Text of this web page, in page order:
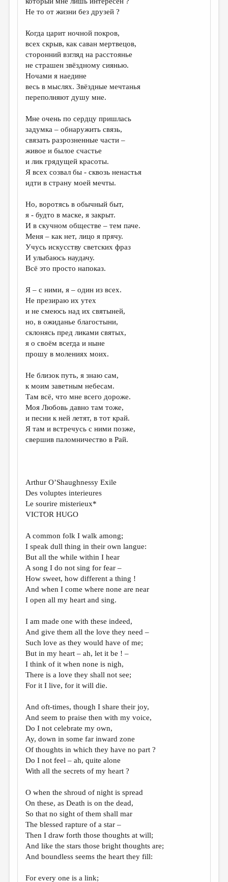
ЛИТЕРАТУРОВЕДЕНИЕ
ПУБЛИЦИСТИКА
РЕЦЕНЗИРОВАНИЕ
ЦИКЛЫ ПУБЛИКАЦИЙ
ТРЕДИАКОВСКИЙ
МЕДИА
ВКОНТАКТЕ
Не то от жизни без друзей ?
Когда царит ночной покров,
всех скрыв, как саван мертвецов,
сторонний взгляд на расстоянье
не страшен звёздному сиянью.
Ночами я наедине
весь в мыслях. Звёздные мечтанья
переполняют душу мне.
Мне очень по сердцу пришлась
задумка – обнаружить связь,
связать разрозненные части –
живое и былое счастье
и лик грядущей красоты.
Я всех созвал бы - сквозь ненастья
идти в страну моей мечты.
Но, воротясь в обычный быт,
я - будто в маске, я закрыт.
И в скучном обществе – тем паче.
Меня – как нет, лицо я прячу.
Учусь искусству светских фраз
И улыбаюсь наудачу.
Всё это просто напоказ.
Я – с ними, я – один из всех.
Не презираю их утех
и не смеюсь над их святыней,
но, в ожиданье благостыни,
склонясь пред ликами святых,
я о своём всегда и ныне
прошу в молениях моих.
Не близок путь, я знаю сам,
к моим заветным небесам.
Там всё, что мне всего дороже.
Моя Любовь давно там тоже,
и песни к ней летят, в тот край.
Я там и встречусь с ними позже,
свершив паломничество в Рай.
Arthur O’Shaughnessy Exile
Des voluptes interieures
Le sourire misterieux*
VICTOR HUGO
A common folk I walk among;
I speak dull thing in their own langue:
But all the while within I hear
A song I do not sing for fear –
How sweet, how different a thing !
And when I come where none are near
I open all my heart and sing.
I am made one with these indeed,
And give them all the love they need –
Such love as they would have of me;
But in my heart – ah, let it be ! –
I think of it when none is nigh,
There is a love they shall not see;
For it I live, for it will die.
And oft-times, though I share their joy,
And seem to praise then with my voice,
Do I not celebrate my own,
Ay, down in some far inward zone
Of thoughts in which they have no part ?
Do I not feel – ah, quite alone
With all the secrets of my heart ?
O when the shroud of night is spread
On these, as Death is on the dead,
So that no sight of them shall mar
The blessed rapture of a star –
Then I draw forth those thoughts at will;
And like the stars those bright thoughts are;
And boundless seems the heart they fill:
For every one is a link;